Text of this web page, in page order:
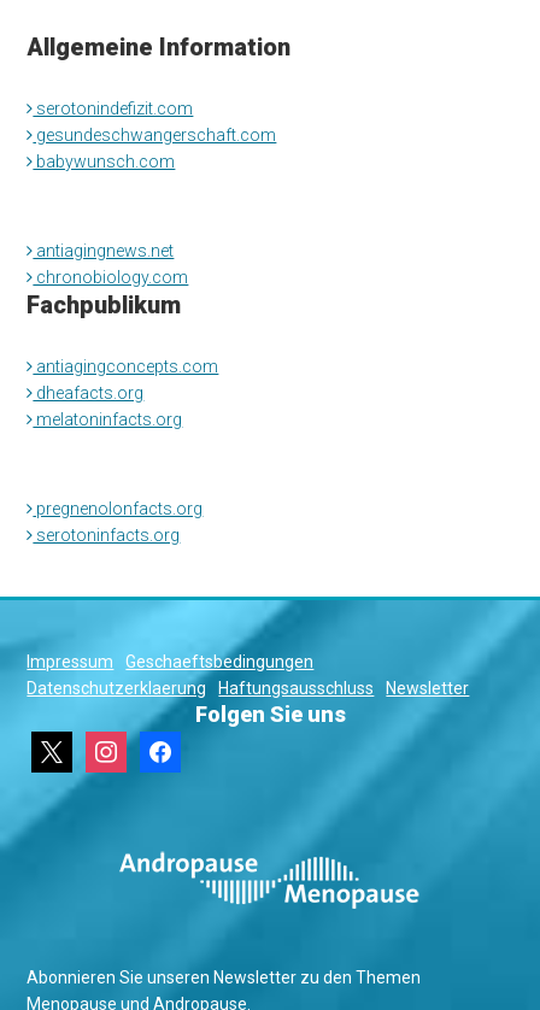
Allgemeine Information
serotonindefizit.com
gesundeschwangerschaft.com
babywunsch.com
antiagingnews.net
chronobiology.com
Fachpublikum
antiagingconcepts.com
dheafacts.org
melatoninfacts.org
pregnenolonfacts.org
serotoninfacts.org
Impressum
Geschaeftsbedingungen
Datenschutzerklaerung
Haftungsausschluss Newsletter
Folgen Sie uns
instagramfacebook
Abonnieren Sie unseren Newsletter zu den Themen
Menopause und Andropause.